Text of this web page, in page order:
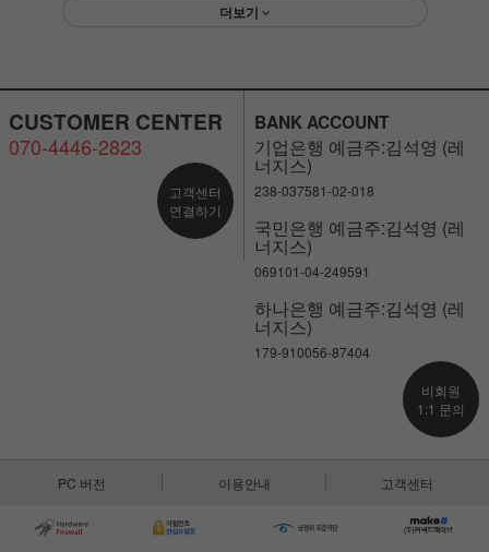
더보기
CUSTOMER CENTER
070-4446-2823
고객센터
연결하기
BANK ACCOUNT
기업은행 예금주:김석영 (레
너지스)
238-037581-02-018
국민은행 예금주:김석영 (레
너지스)
069101-04-249591
하나은행 예금주:김석영 (레
너지스)
179-910056-87404
비회원
1:1 문의
PC 버전 이용안내 고객센터